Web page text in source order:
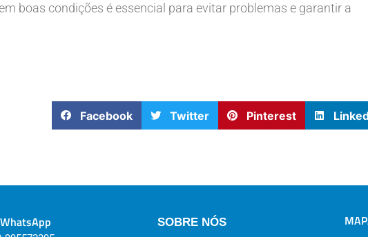
boas condições é essencial para evitar problemas e garantir a
Facebook Twitter Pinterest
WhatsApp SOBRE NÓS